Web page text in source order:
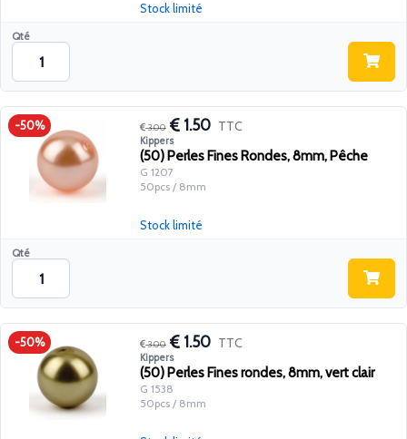
Qté
Stock limité
-50% 3.00 1.50 TTC
Kippers
(50) Perles Fines Rondes, 8mm, Pêche
G 1207
50pcs / 8mm
Qté
Stock limité
-50% 3.00 1.50 TTC
Kippers
(50) Perles Fines rondes, 8mm, vert clair
G 1538
50pcs / 8mm